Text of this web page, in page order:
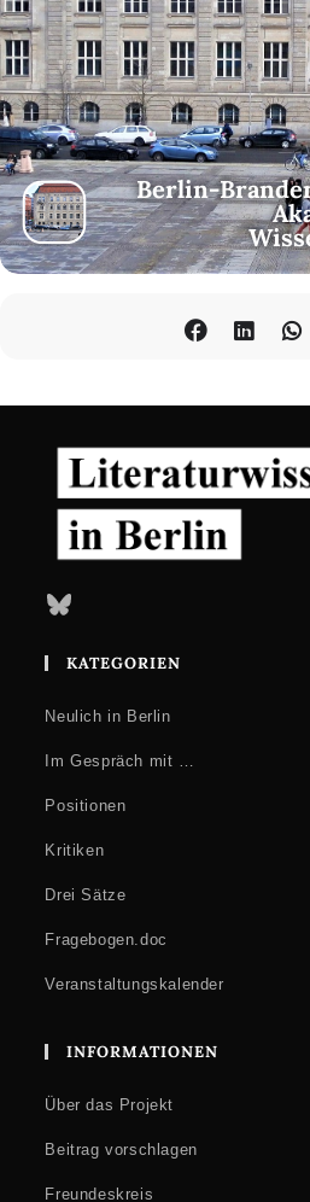
Berlin-
Bluesky
KATEGORIEN
Neulich in Berlin
Im Gespräch mit …
Positionen
Kritiken
Drei Sätze
Fragebogen.doc
Veranstaltungskalender
INFORMATIONEN
Über das Projekt
Beitrag vorschlagen
Freundeskreis